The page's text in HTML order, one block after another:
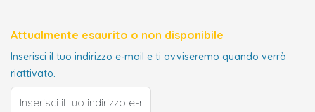
Attualmente esaurito o non disponibile
Inserisci il tuo indirizzo e-mail e ti avviseremo quando verrà
riattivato.